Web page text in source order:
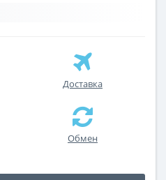
Доставка
Обмен